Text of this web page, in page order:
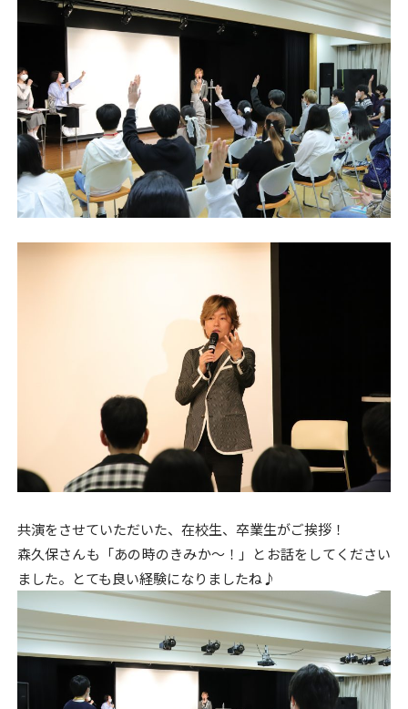
共演をさせていただいた、在校生、卒業生がご挨拶！
森久保さんも「あの時のきみか～！」とお話をしてください
ました。とても良い経験になりましたね♪